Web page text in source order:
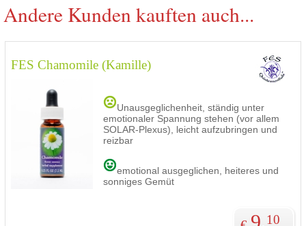
Andere Kunden kauften auch...
FES Chamomile (Kamille)
Unausgeglichenheit, ständig unter
emotionaler Spannung stehen (vor allem
SOLAR-Plexus), leicht aufzubringen und
reizbar
emotional ausgeglichen, heiteres und
sonniges Gemüt
10